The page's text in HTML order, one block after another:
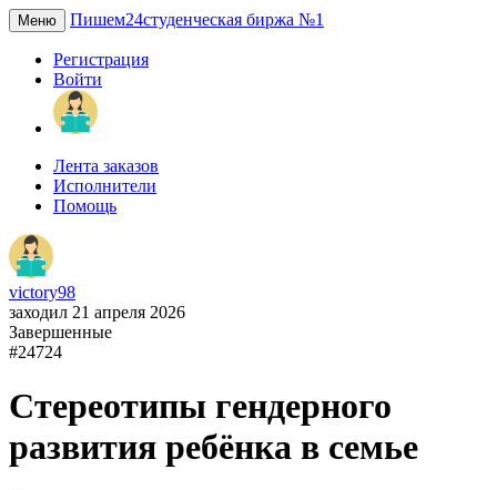
Меню Пишем24студенческая биржа №1
Регистрация
Войти
Лента заказов
Исполнители
Помощь
victory98
заходил 21 апреля 2026
Завершенные
#24724
Стереотипы гендерного
развития ребёнка в семье